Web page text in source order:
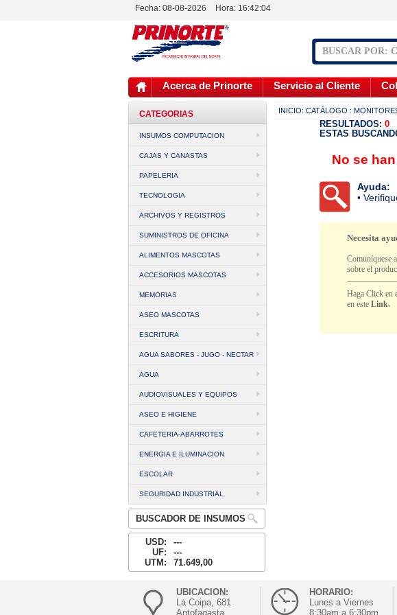
Fecha: 08-08-2026 Hora: 16:42:04
Acerca de Prinorte Servicio al Cliente
CATEGORIAS
INSUMOS COMPUTACION
CAJAS Y CANASTAS
PAPELERIA
TECNOLOGIA
ARCHIVOS Y REGISTROS
SUMINISTROS DE OFICINA
ALIMENTOS MASCOTAS
ACCESORIOS MASCOTAS
MEMORIAS
ASEO MASCOTAS
ESCRITURA
AGUA SABORES - JUGO - NECTAR
AGUA
AUDIOVISUALES Y EQUIPOS
ASEO E HIGIENE
CAFETERIA-ABARROTES
ENERGIA E ILUMINACION
ESCOLAR
SEGURIDAD INDUSTRIAL
BUSCADOR DE INSUMOS
USD:
---
UF:
---
UTM:
71.649,00
INICIO: CATÁLOGO :
RESULTADOS: 0
ESTAS
No se
Ayuda:
•
Necesita
Comuníquese
sobre el
Haga Click en
en esteLink.
UBICACION:
La Coipa, 681
Antofagasta
HORARIO:
Lunes a Viernes
8:30am a 6:30pm